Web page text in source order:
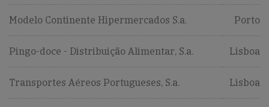
Modelo Continente Hipermercados S.a. Porto
Pingo-doce - Distribuição Alimentar, S.a. Lisboa
Transportes Aéreos Portugueses, S.a. Lisboa